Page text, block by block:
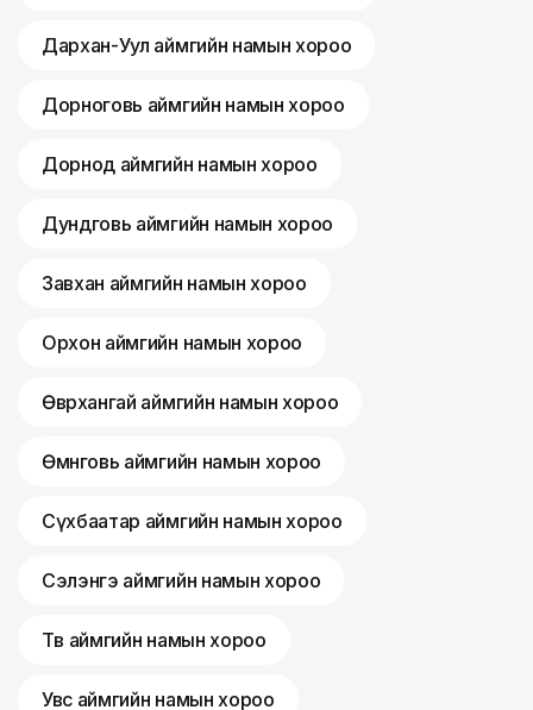
Дархан-Уул аймгийн намын хороо
Дорноговь аймгийн намын хороо
Дорнод аймгийн намын хороо
Дундговь аймгийн намын хороо
Завхан аймгийн намын хороо
Орхон аймгийн намын хороо
Өвөрхангай аймгийн намын хороо
Өмнөговь аймгийн намын хороо
Сүхбаатар аймгийн намын хороо
Сэлэнгэ аймгийн намын хороо
Төв аймгийн намын хороо
Увс аймгийн намын хороо